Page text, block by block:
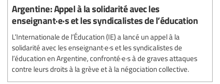
Argentine: Appel à la solidarité avec les
enseignant·e·s et les syndicalistes de l’éducation
L’Internationale de l’Éducation (IE) a lancé un appel à la
solidarité avec les enseignant·e·s et les syndicalistes de
l’éducation en Argentine, confronté·e·s à de graves attaques
contre leurs droits à la grève et à la négociation collective.